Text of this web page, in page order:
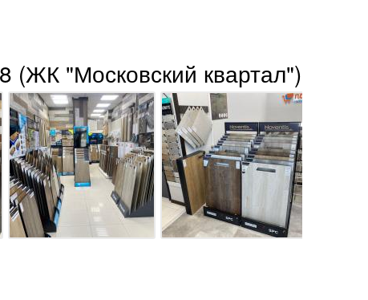
(ЖК "Московский квартал")